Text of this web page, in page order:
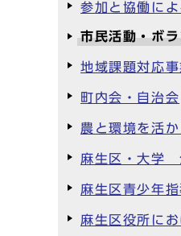
参加と協働に
市民活動・ボ
地域課題対応事
町内会・自治会
農と環境を活
麻生区・大学
麻生区青少年
麻生区役所に